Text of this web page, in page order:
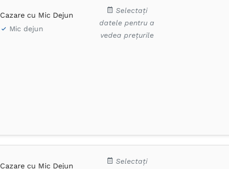
Cazare cu Mic Dejun
Mic dejun
Selectați
datele pentru a
vedea prețurile
Cazare cu Mic Dejun
Selectați